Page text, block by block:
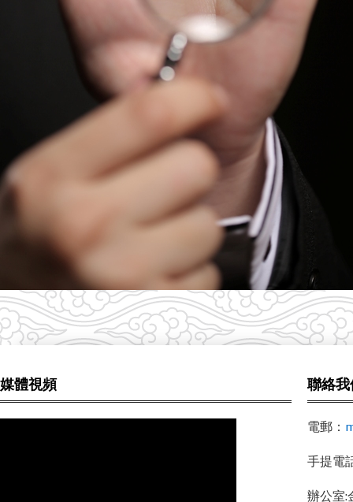
媒體視頻 聯絡我
電郵：
手提電
辦公室: